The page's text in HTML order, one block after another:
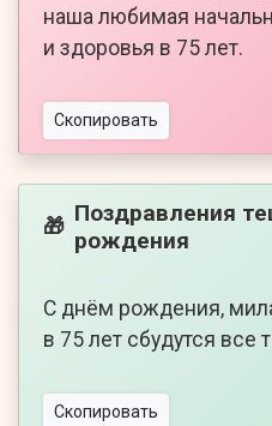
наша любимая
и здоровья в 75 лет.
Скопировать
🎁 Поздравления
рождения
С днём рождения,
в 75 лет сбудутся все
Скопировать